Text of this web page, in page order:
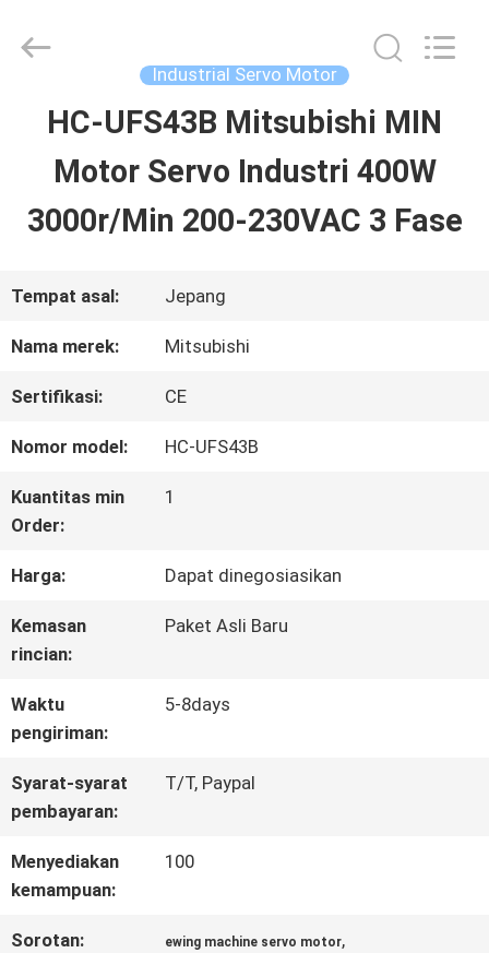
RUMAH
PRODUK
VIDEO
WISATA
KONTROL
KAMI
BERITA
Wisdomlong
Industrial Servo Motor
HC-UFS43B Mitsubishi MIN
Motor Servo Industri 400W
3000r/Min 200-230VAC 3 Fase
Tempat asal: Jepang
Nama merek: Mitsubishi
Sertifikasi: CE
Nomor model: HC-UFS43B
Kuantitas min
Order:
1
Harga: Dapat dinegosiasikan
Kemasan
rincian:
Paket Asli Baru
Waktu
pengiriman:
5-8days
Syarat-syarat
pembayaran:
T/T, Paypal
Menyediakan
kemampuan:
100
Sorotan: ewing machine servo motor,